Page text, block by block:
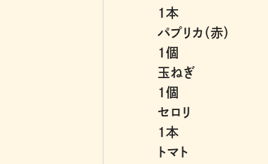
1本
パプリカ（赤）
1個
玉ねぎ
1個
セロリ
1本
トマト